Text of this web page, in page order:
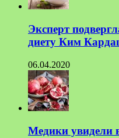
Эксперт
диету Ким
06.04.2020
Медики увидели